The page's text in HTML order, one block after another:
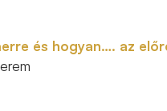
és hogyan…. az